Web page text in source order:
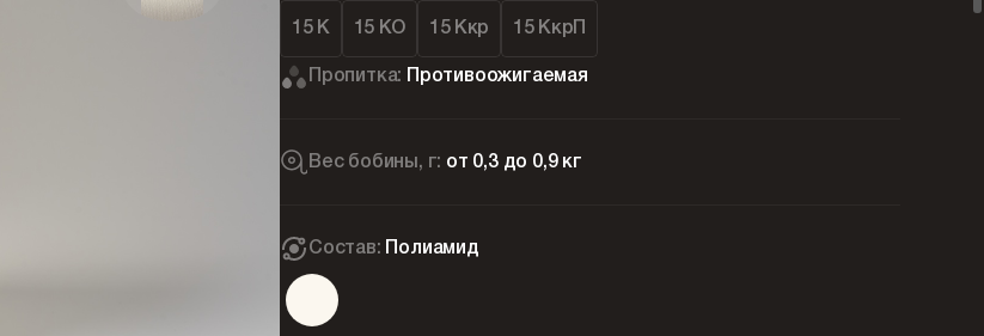
15 К 15 КО 15 Ккр 15 КкрП
Пропитка: Противоожигаемая
Вес бобины, г: от 0,3 до 0,9 кг
Состав: Полиамид